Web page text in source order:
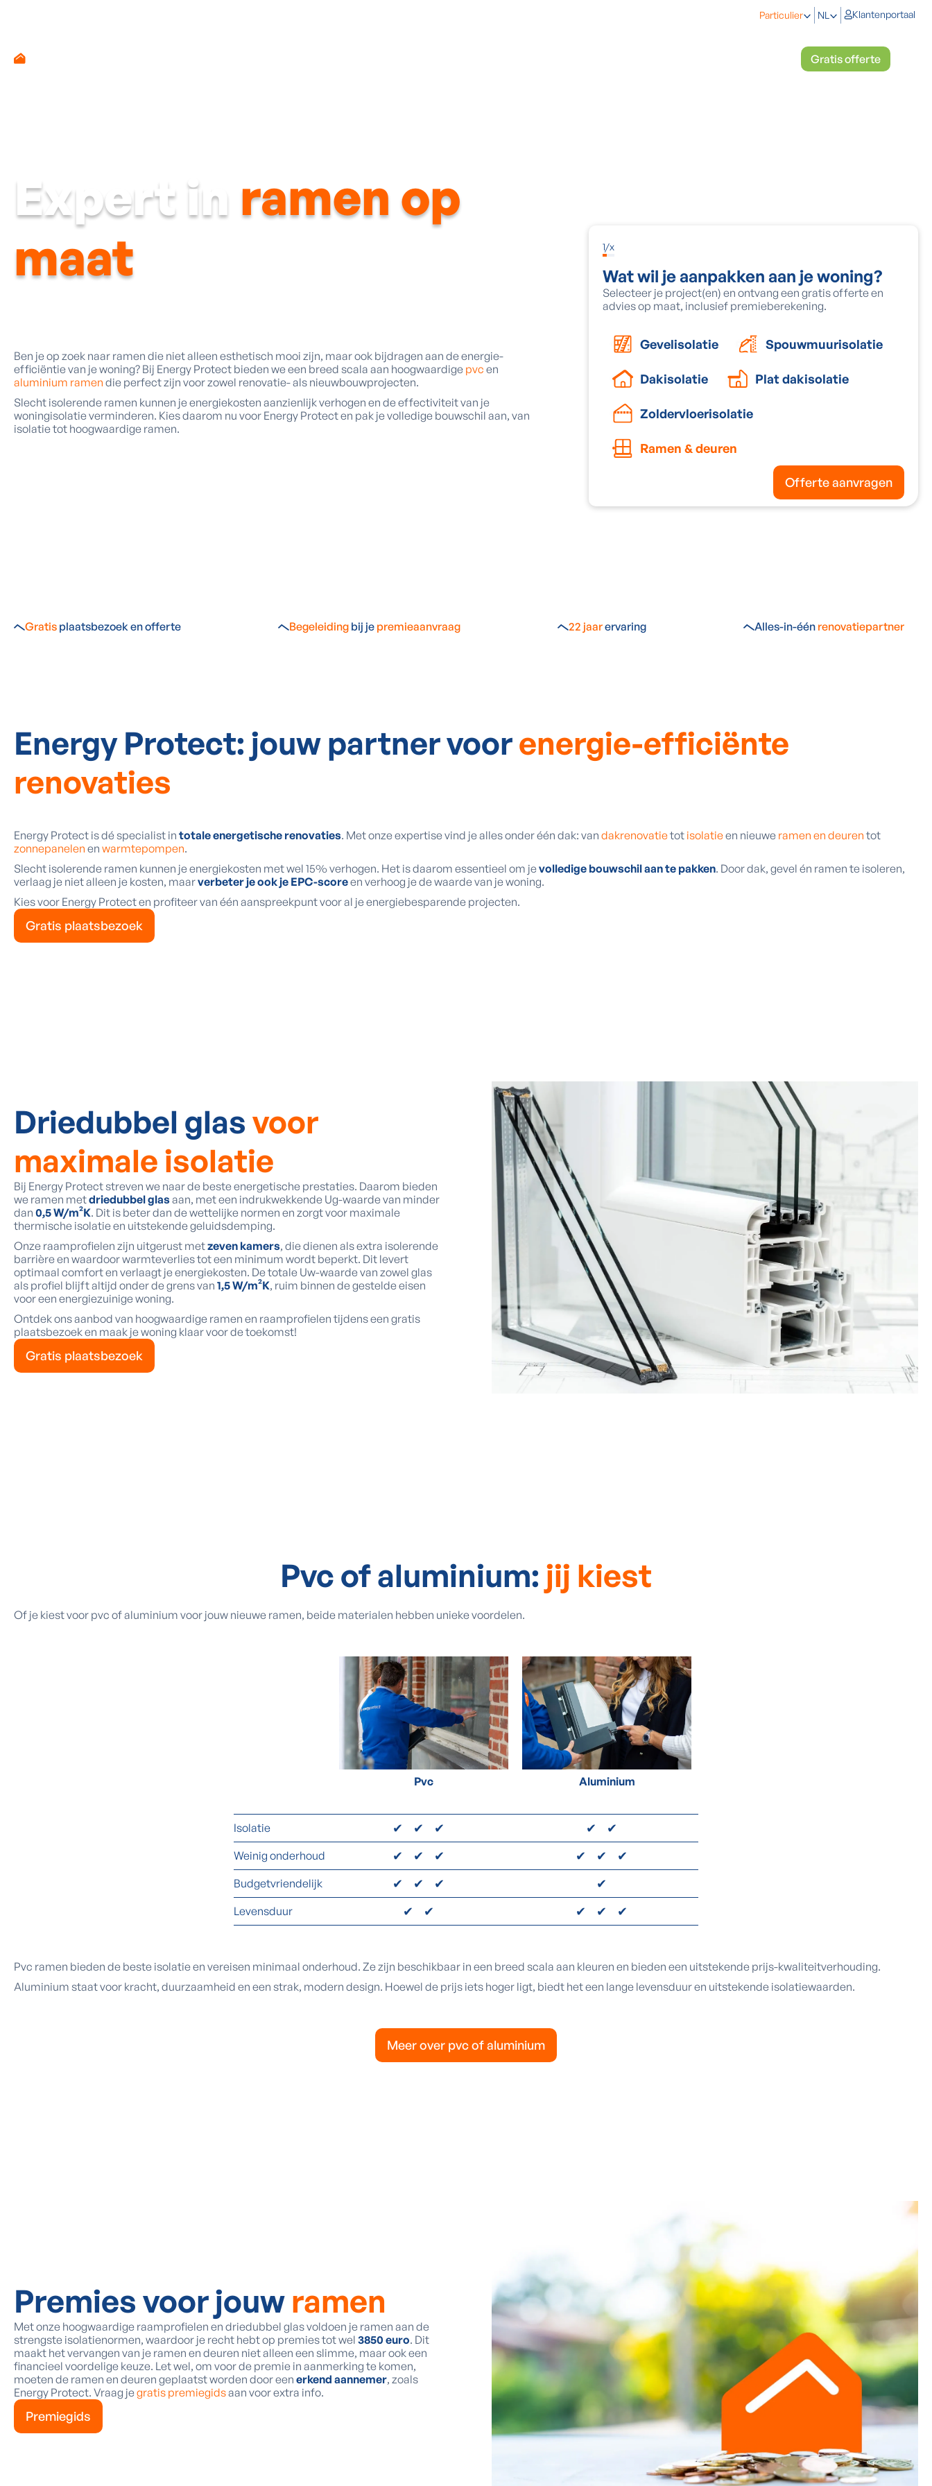
Particulier NL Klantenportaal
Gratis offerte
Expert in ramen op
maat
1/x
Wat wil je aanpakken aan je woning?
Selecteer je project(en) en ontvang een gratis offerte en
advies op maat, inclusief premieberekening.
Gevelisolatie Spouwmuurisolatie
Dakisolatie Plat dakisolatie
Zoldervloerisolatie
Ramen & deuren
Offerte aanvragen
Ben je op zoek naar ramen die niet alleen esthetisch mooi zijn, maar ook bijdragen aan de energie-
efficiëntie van je woning? Bij Energy Protect bieden we een breed scala aan hoogwaardige pvc en
aluminium ramen die perfect zijn voor zowel renovatie- als nieuwbouwprojecten.
Slecht isolerende ramen kunnen je energiekosten aanzienlijk verhogen en de effectiviteit van je
woningisolatie verminderen. Kies daarom nu voor Energy Protect en pak je volledige bouwschil aan, van
isolatie tot hoogwaardige ramen.
Gratis plaatsbezoek en offerte Begeleiding bij je premieaanvraag 22 jaarervaring Alles-in-één renovatiepartner
Energy Protect: jouw partner voorenergie-efficiënte
renovaties
Energy Protect is dé specialist in totale energetische renovaties. Met onze expertise vind je alles onder één dak: van dakrenovatietot isolatieen nieuwe ramen en deuren tot
zonnepanelen en warmtepompen.
Slecht isolerende ramen kunnen je energiekosten met wel 15% verhogen. Het is daarom essentieel om jevolledige bouwschil aan te pakken. Door dak, gevel én ramen te isoleren,
verlaag je niet alleen je kosten, maarverbeter je ook je EPC-scoreen verhoog je de waarde van je woning.
Kies voor Energy Protect en profiteer van één aanspreekpunt voor al je energiebesparende projecten.
Gratis plaatsbezoek
Driedubbel glasvoor
maximale isolatie
Bij Energy Protect streven we naar de beste energetische prestaties. Daarom bieden
we ramen metdriedubbel glasaan, met een indrukwekkende Ug-waarde van minder
dan 0,5 W/m²K. Dit is beter dan de wettelijke normen en zorgt voor maximale
thermische isolatie en uitstekende geluidsdemping.
Onze raamprofielen zijn uitgerust metzeven kamers, die dienen als extra isolerende
barrière en waardoor warmteverlies tot een minimum wordt beperkt. Dit levert
optimaal comfort en verlaagt je energiekosten. De totale Uw-waarde van zowel glas
als profiel blijft altijd onder de grens van 1,5 W/m²K, ruim binnen de gestelde eisen
voor een energiezuinige woning.
Ontdek ons aanbod van hoogwaardige ramen en raamprofielen tijdens een gratis
plaatsbezoek en maak je woning klaar voor de toekomst!
Gratis plaatsbezoek
Pvc of aluminium: jij kiest
Of je kiest voor pvc of aluminium voor jouw nieuwe ramen, beide materialen hebben unieke voordelen.
Pvc Aluminium
Isolatie ✔✔✔ ✔✔
Weinig onderhoud ✔✔✔ ✔✔✔
Budgetvriendelijk ✔✔✔ ✔
Levensduur ✔✔ ✔✔✔
Pvc ramen bieden de beste isolatie en vereisen minimaal onderhoud. Ze zijn beschikbaar in een breed scala aan kleuren en bieden een uitstekende prijs-kwaliteitverhouding.
Aluminium staat voor kracht, duurzaamheid en een strak, modern design. Hoewel de prijs iets hoger ligt, biedt het een lange levensduur en uitstekende isolatiewaarden.
Meer over pvc of aluminium
Premies voor jouwramen
Met onze hoogwaardige raamprofielen en driedubbel glas voldoen je ramen aan de
strengste isolatienormen, waardoor je recht hebt op premies tot wel 3850 euro. Dit
maakt het vervangen van je ramen en deuren niet alleen een slimme, maar ook een
financieel voordelige keuze. Let wel, om voor de premie in aanmerking te komen,
moeten de ramen en deuren geplaatst worden door een erkend aannemer, zoals
Energy Protect. Vraag jegratis premiegidsaan voor extra info.
Premiegids